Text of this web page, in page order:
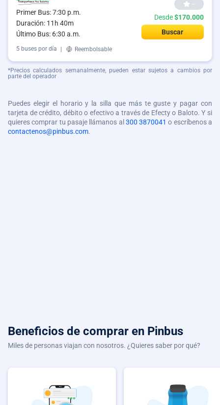
Primer Bus: 7:30 p.m.
Duración: 11h 40m
Último Bus: 6:30 a.m.
--
Desde$170.000
Buscar
5 buses por día | Reembolsable
*Precios calculados semanalmente, pueden estar sujetos a cambios por
parte del operador
Puedes elegir el horario y la silla que más te guste y pagar con
tarjeta de crédito, débito o efectivo a través de Efecty o Baloto. Y si
quieres comprar tu pasaje llámanos al 300 3870041 o escríbenos a
contactenos@pinbus.com.
Beneficios de comprar en Pinbus
Miles de personas viajan con nosotros. ¿Quieres saber por qué?